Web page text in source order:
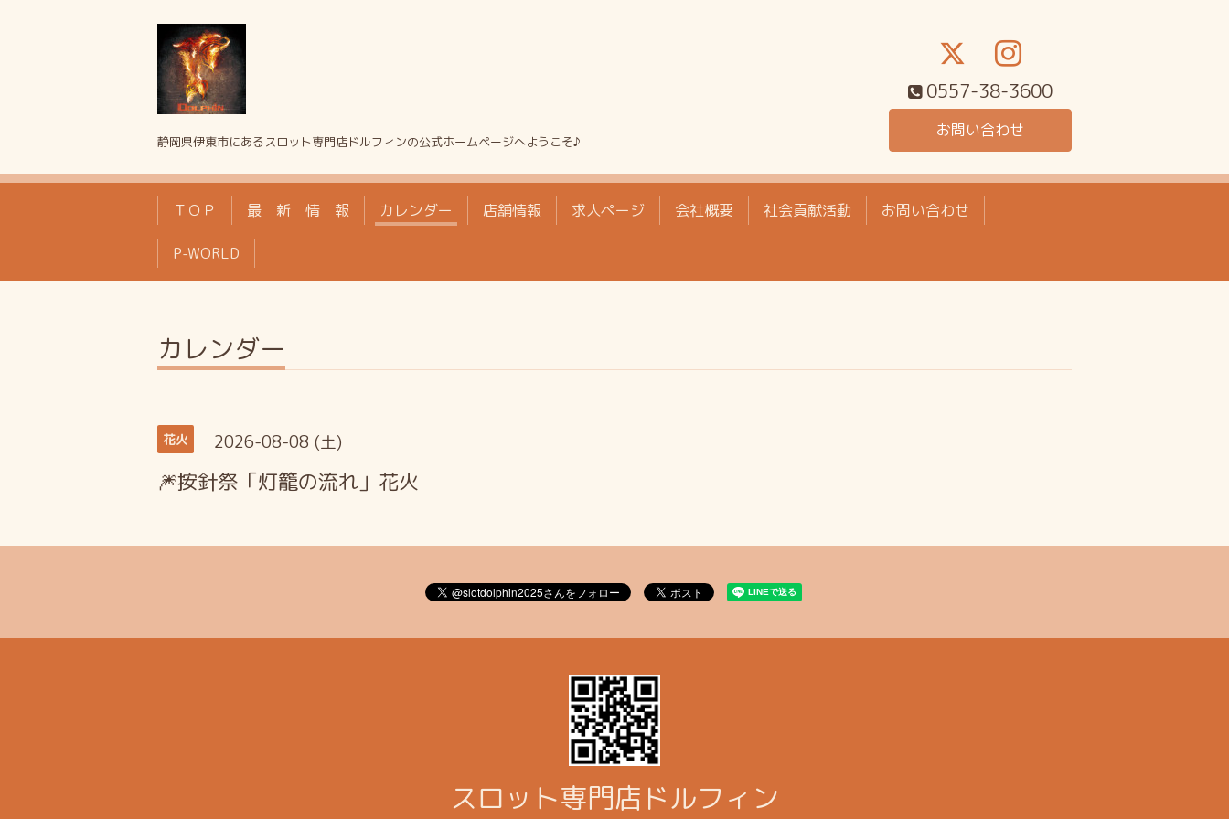
静岡県伊東市にあるスロット専門店ドルフィンの公式ホームページへようこそ♪
0557-38-3600
お問い合わせ
ＴＯＰ 最 新 情 報 カレンダー 店舗情報 求人ページ 会社概要 社会貢献活動 お問い合わせ
P-WORLD
カレンダー
花火 2026-08-08 (土)
🎆按針祭「灯籠の流れ」花火
スロット専門店ドルフィン